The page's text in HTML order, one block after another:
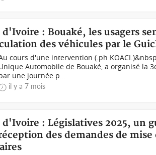
d'Ivoire : Bouaké, les usagers
des véhicules par le
cours d'une intervention (.ph
Automobile de Bouaké, a organisé la
une journée p...
il y a 7 mois
d'Ivoire : Législatives 2025, un
des demandes de